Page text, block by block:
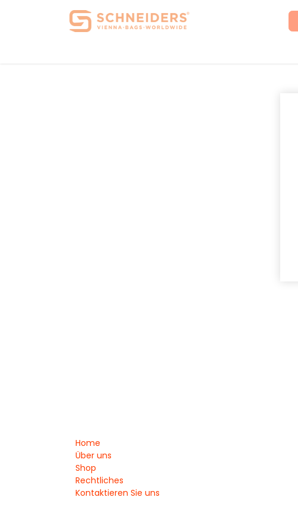
Home
Über uns
Shop
Rechtliches
Kontaktieren Sie uns